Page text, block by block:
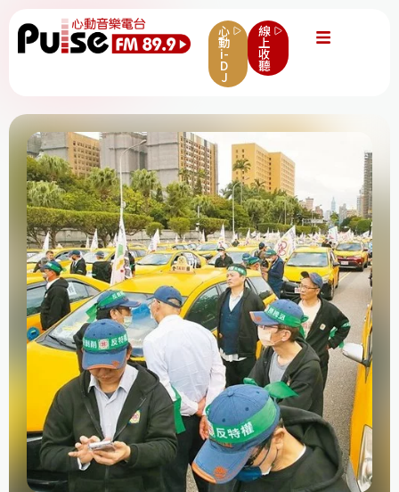
心
動
i-
D
J
線
上
收
聽